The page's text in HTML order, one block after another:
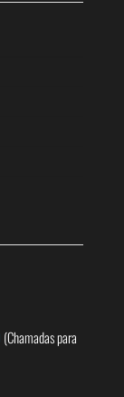
(Chamadas para